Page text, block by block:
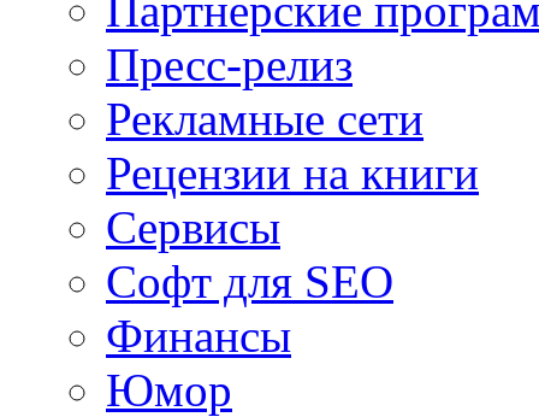
Пресс-релиз
Рекламные сети
Рецензии на книги
Сервисы
Софт для SEO
Финансы
Юмор